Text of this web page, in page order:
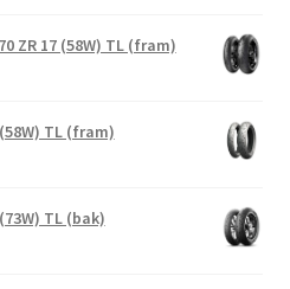
ZR 17 (58W) TL (fram)
TL (fram)
TL (bak)